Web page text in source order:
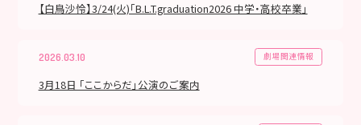
【白鳥沙怜】3/24(火)「B.L.T.graduation2026 中学・高校卒業」
2026.03.10 劇場関連情報
3月18日 「ここからだ」公演のご案内